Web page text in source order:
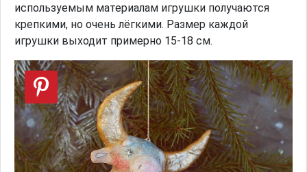
используемым материалам игрушки получаются
крепкими, но очень лёгкими. Размер каждой
игрушки выходит примерно 15-18 см.